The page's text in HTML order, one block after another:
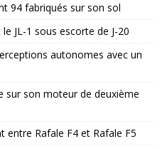
94 fabriqués sur son sol
JL-1 sous escorte de J-20
autonomes avec un
sur son moteur de deuxième
entre Rafale F4 et Rafale F5